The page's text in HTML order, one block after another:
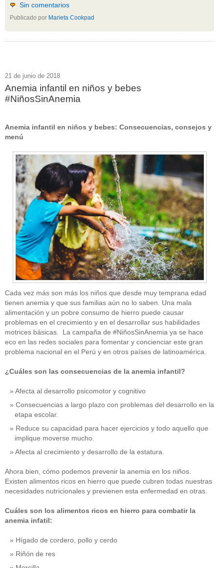
obesidad(12)
Sin categoría(438)
vitaminas(10)
RSS - Entradas
ADMINISTRAR
Sin comentarios
Publicado por Marieta Cookpad
21 de junio de 2018
Anemia infantil en niños y bebes
#NiñosSinAnemia
Anemia infantil en niños y bebes: Consecuencias, consejos y
menú
Cada vez más son más los niños que desde muy temprana edad
tienen anemia y que sus familias aún no lo saben. Una mala
alimentación y un pobre consumo de hierro puede causar
problemas en el crecimiento y en el desarrollar sus habilidades
motrices básicas. La campaña de #NiñosSinAnemia ya se hace
eco en las redes sociales para fomentar y concienciar este gran
problema nacional en el Perú y en otros países de latinoamérica.
¿Cuáles son las consecuencias de la anemia infantil?
Afecta al desarrollo psicomotor y cognitivo
Consecuencias a largo plazo con problemas del desarrollo en la
etapa escolar.
Reduce su capacidad para hacer ejercicios y todo aquello que
implique moverse mucho.
Afecta al crecimiento y desarrollo de la estatura.
Ahora bien, cómo podemos prevenir la anemia en los niños.
Existen alimentos ricos en hierro que puede cubren todas nuestras
necesidades nutricionales y previenen esta enfermedad en otras.
Cuáles son los alimentos ricos en hierro para combatir la
anemia infatil:
Hígado de cordero, pollo y cerdo
Riñón de res